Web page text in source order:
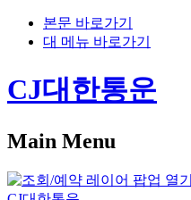
본문 바로가기
대 메뉴 바로가기
CJ대한통운
Main Menu